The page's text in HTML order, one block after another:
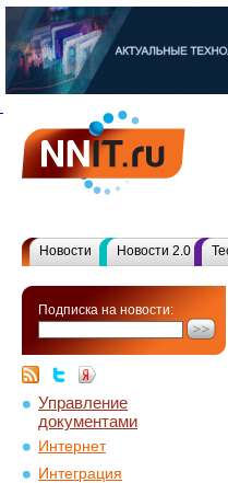
Новости Новости 2.0
Подписка на новости:
Управление
документами
Интернет
Интеграция